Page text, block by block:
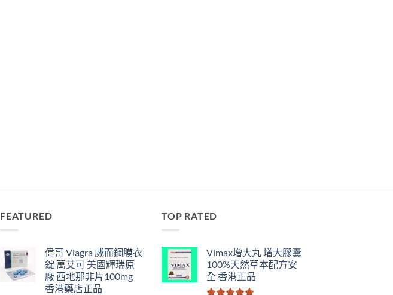
FEATURED
偉哥 Viagra 威而鋼膜衣
錠 萬艾可 美國輝瑞原
廠 西地那非片100mg
香港藥店正品
TOP RATED
Vimax增大丸 增大膠囊
100%天然草本配方安
全 香港正品